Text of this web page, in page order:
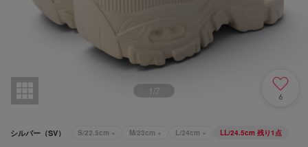
1 7
6
シルバー（SV） S/22.5cm × M/23cm × L/24cm × LL/24.5cm 残り1点